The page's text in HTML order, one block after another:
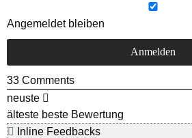
Angemeldet bleiben
33 Comments
neuste
älteste beste Bewertung
Inline Feedbacks